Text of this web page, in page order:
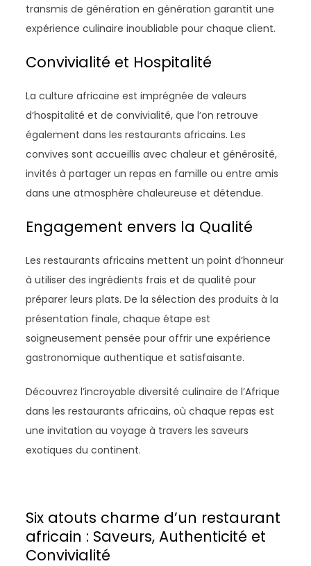
transmis de génération en génération garantit une
expérience culinaire inoubliable pour chaque client.
Convivialité et Hospitalité
La culture africaine est imprégnée de valeurs
d’hospitalité et de convivialité, que l’on retrouve
également dans les restaurants africains. Les
convives sont accueillis avec chaleur et générosité,
invités à partager un repas en famille ou entre amis
dans une atmosphère chaleureuse et détendue.
Engagement envers la Qualité
Les restaurants africains mettent un point d’honneur
à utiliser des ingrédients frais et de qualité pour
préparer leurs plats. De la sélection des produits à la
présentation finale, chaque étape est
soigneusement pensée pour offrir une expérience
gastronomique authentique et satisfaisante.
Découvrez l’incroyable diversité culinaire de l’Afrique
dans les restaurants africains, où chaque repas est
une invitation au voyage à travers les saveurs
exotiques du continent.
Six atouts charme d’un restaurant
africain : Saveurs, Authenticité et
Convivialité